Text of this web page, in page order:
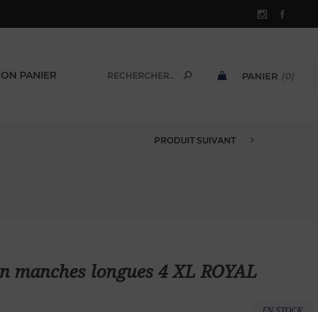
PANIER (0)
PANIER
PRODUIT SUIVANT
manches longues 4 XL ROYAL